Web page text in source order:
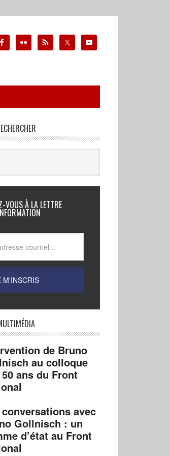
VOUS À LA LETTRE
de Bruno
au colloque
ans du Front
avec
Gollnisch : un
d’état au Front